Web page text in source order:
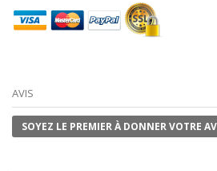
AVIS
SOYEZ LE PREMIER À DONNER VOTRE